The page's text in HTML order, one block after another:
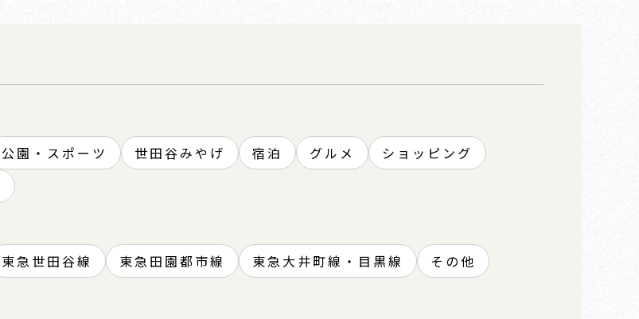
公園・スポーツ 世田谷みやげ 宿泊 グルメ
ショッピング
東急世田谷線 東急田園都市線 東急大井町線・目黒線 その他